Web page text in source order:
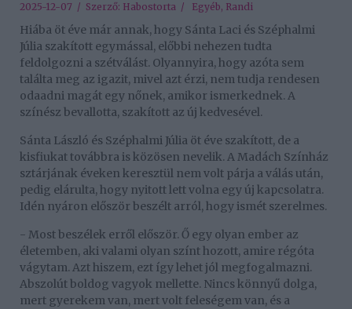
2025-12-07 / Szerző: Habostorta / Egyéb, Randi
Hiába öt éve már annak, hogy Sánta Laci és Széphalmi
Júlia szakított egymással, előbbi nehezen tudta
feldolgozni a szétválást. Olyannyira, hogy azóta sem
találta meg az igazit, mivel azt érzi, nem tudja rendesen
odaadni magát egy nőnek, amikor ismerkednek. A
színész bevallotta, szakított az új kedvesével.
Sánta László és Széphalmi Júlia öt éve szakított, de a
kisfiukat továbbra is közösen nevelik. A Madách Színház
sztárjának éveken keresztül nem volt párja a válás után,
pedig elárulta, hogy nyitott lett volna egy új kapcsolatra.
Idén nyáron először beszélt arról, hogy ismét szerelmes.
- Most beszélek erről először. Ő egy olyan ember az
életemben, aki valami olyan színt hozott, amire régóta
vágytam. Azt hiszem, ezt így lehet jól megfogalmazni.
Abszolút boldog vagyok mellette. Nincs könnyű dolga,
mert gyerekem van, mert volt feleségem van, és a